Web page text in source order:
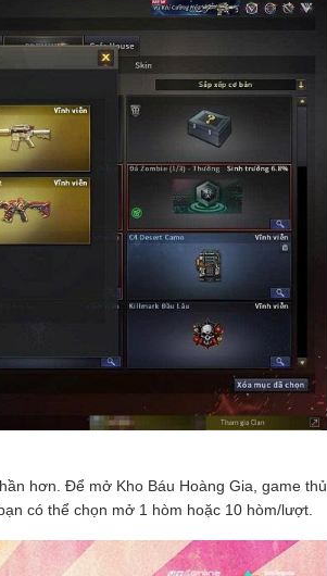
hơn. Để mở Kho Báu Hoàng Gia, game thủ
có thể chọn mở 1 hòm hoặc 10 hòm/lượt.